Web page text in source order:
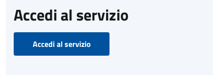
Accedi al servizio
Accedi al servizio